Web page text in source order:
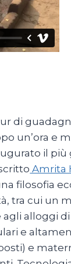
di
un’ora e
il
Amrita
filosofia
tra cui un
agli alloggi
e
e